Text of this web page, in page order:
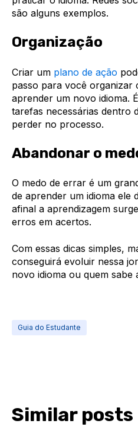
são alguns exemplos.
Organização
Criar um plano de ação
passo para você organizar
aprender um novo idioma.
tarefas necessárias dentro
perder no processo.
Abandonar o
O medo de errar é um
de aprender um idioma ele
afinal a aprendizagem
erros em acertos.
Com essas dicas simples,
conseguirá evoluir nessa
novo idioma ou quem sabe
Guia do Estudante
Similar posts